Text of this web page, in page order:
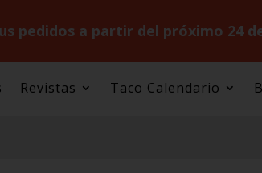
pedidos a partir del próximo 24
Revistas Taco Calendario